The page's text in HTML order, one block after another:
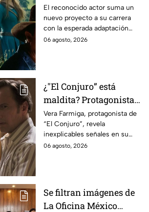
antes de morir: esto es
lo que se sabe hasta
ahora
El reconocido actor suma un
nuevo proyecto a su carrera
con la esperada adaptación
cinematográfica del popular
06 agosto, 2026
¿"El Conjuro” está
maldita? Protagonista
revela INQUIETANTES
señales en su cuerpo
durante la grabación de
la película
Vera Farmiga, protagonista de
“El Conjuro”, revela
inexplicables señales en su
cuerpo durante el rodaje de la
06 agosto, 2026
Se filtran imágenes de
La Oficina México